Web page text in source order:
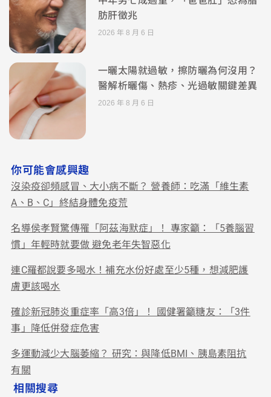
肪肝徵兆
2026 年 8 月 6 日
一曬太陽就過敏，擦防曬為何沒用？
醫解析曬傷、熱疹、光過敏關鍵差異
2026 年 8 月 6 日
你可能會感興趣
沒染疫卻頻感冒、大小病不斷？ 營養師：吃滿「維生素
A、B、C」終結身體免疫荒
名導侯孝賢驚傳罹「阿茲海默症」！ 專家籲：「5養腦習
慣」年輕時就要做 避免老年失智惡化
連C羅都說要多喝水！補充水份好處至少5種，想減肥護
膚更該喝水
確診新冠肺炎重症率「高3倍」！ 國健署籲糖友：「3件
事」降低併發症危害
多運動減少大腦萎縮？ 研究：與降低BMI、胰島素阻抗
有關
相關搜尋